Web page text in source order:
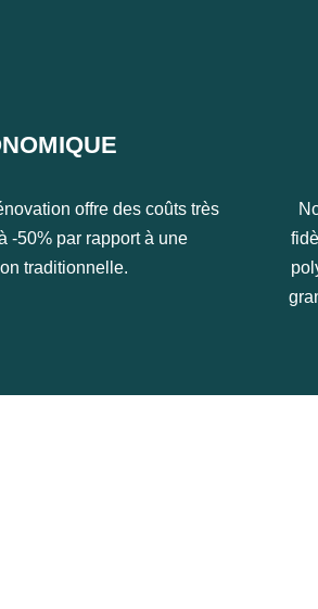
offre des coûts très
-50% par rapport à une
traditionnelle.